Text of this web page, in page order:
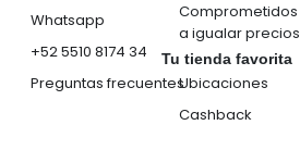
Whatsapp
+52 5510 8174 34
Preguntas frecuentes
Comprometidos
a igualar precios
Tu tienda favorita
Ubicaciones
Cashback